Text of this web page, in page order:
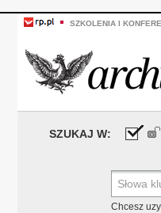
SZKOLENIA I
SZUKAJ W:
Chcesz